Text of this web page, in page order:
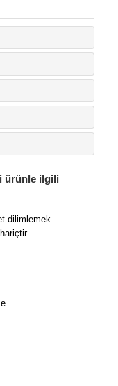
ürünle ilgili
dilimlemek